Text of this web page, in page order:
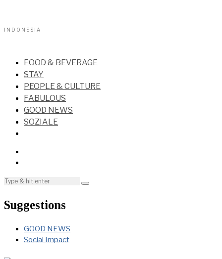
INDONESIA
FOOD & BEVERAGE
STAY
PEOPLE & CULTURE
FABULOUS
GOOD NEWS
SOZIALE
Suggestions
GOOD NEWS
Social Impact